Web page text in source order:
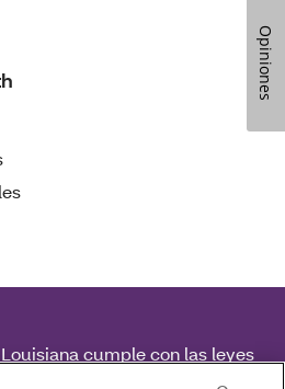
cumple con las leyes
Opiniones